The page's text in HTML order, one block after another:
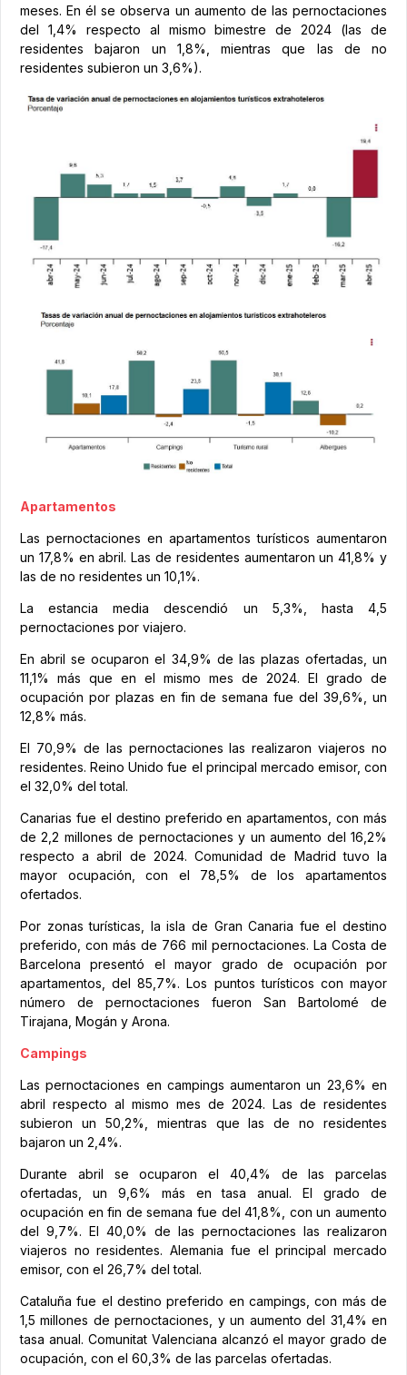
meses. En él se observa un aumento de las pernoctaciones
del 1,4% respecto al mismo bimestre de 2024 (las de
residentes bajaron un 1,8%, mientras que las de no
residentes subieron un 3,6%).
Apartamentos
Las pernoctaciones en apartamentos turísticos aumentaron
un 17,8% en abril. Las de residentes aumentaron un 41,8% y
las de no residentes un 10,1%.
La estancia media descendió un 5,3%, hasta 4,5
pernoctaciones por viajero.
En abril se ocuparon el 34,9% de las plazas ofertadas, un
11,1% más que en el mismo mes de 2024. El grado de
ocupación por plazas en fin de semana fue del 39,6%, un
12,8% más.
El 70,9% de las pernoctaciones las realizaron viajeros no
residentes. Reino Unido fue el principal mercado emisor, con
el 32,0% del total.
Canarias fue el destino preferido en apartamentos, con más
de 2,2 millones de pernoctaciones y un aumento del 16,2%
respecto a abril de 2024. Comunidad de Madrid tuvo la
mayor ocupación, con el 78,5% de los apartamentos
ofertados.
Por zonas turísticas, la isla de Gran Canaria fue el destino
preferido, con más de 766 mil pernoctaciones. La Costa de
Barcelona presentó el mayor grado de ocupación por
apartamentos, del 85,7%. Los puntos turísticos con mayor
número de pernoctaciones fueron San Bartolomé de
Tirajana, Mogán y Arona.
Campings
Las pernoctaciones en campings aumentaron un 23,6% en
abril respecto al mismo mes de 2024. Las de residentes
subieron un 50,2%, mientras que las de no residentes
bajaron un 2,4%.
Durante abril se ocuparon el 40,4% de las parcelas
ofertadas, un 9,6% más en tasa anual. El grado de
ocupación en fin de semana fue del 41,8%, con un aumento
del 9,7%. El 40,0% de las pernoctaciones las realizaron
viajeros no residentes. Alemania fue el principal mercado
emisor, con el 26,7% del total.
Cataluña fue el destino preferido en campings, con más de
1,5 millones de pernoctaciones, y un aumento del 31,4% en
tasa anual. Comunitat Valenciana alcanzó el mayor grado de
ocupación, con el 60,3% de las parcelas ofertadas.